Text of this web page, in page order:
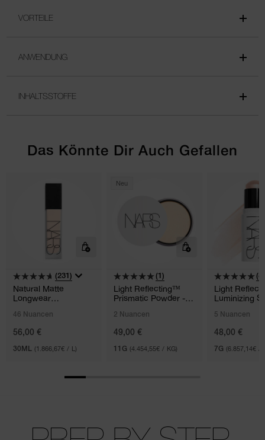
VORTEILE
ANWENDUNG
INHALTSSTOFFE
Das Könnte Dir Auch Gefallen
(231)
Natural Matte
Longwear
46 Nuancen
56,00 €
30ML (1.866,67€ / L)
Neu
(1)
Light Reflecting™
Prismatic Powder -
2 Nuancen
49,00 €
11G (4.454,55€ / KG)
(8)
Light
Luminizing
5 Nuancen
48,00 €
7G (6.857,14€ /